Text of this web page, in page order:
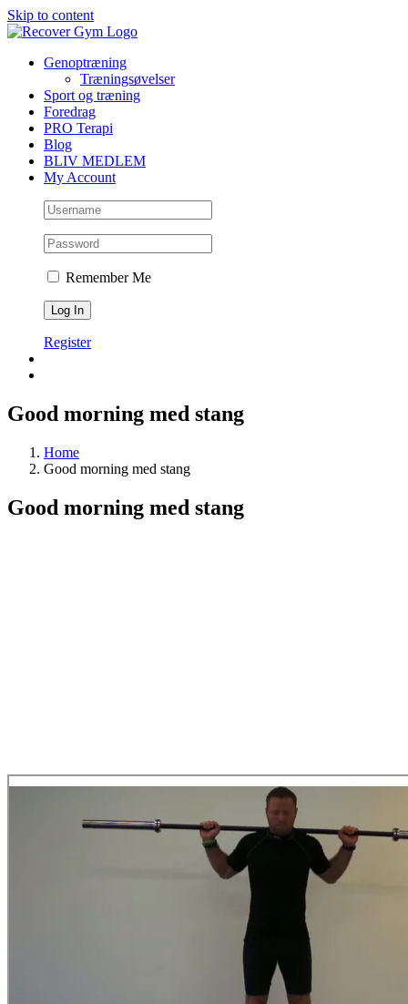
Skip to content
Genoptræning
Træningsøvelser
Sport og træning
Foredrag
PRO Terapi
Blog
BLIV MEDLEM
My Account
Remember Me
Register
Good morning med stang
Home
Good morning med stang
Good morning med stang